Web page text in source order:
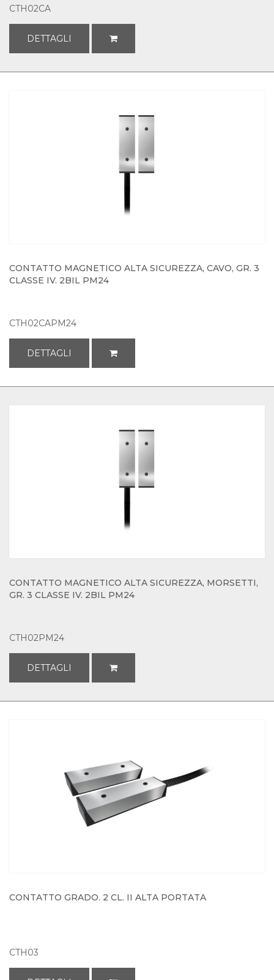
CTH02CA
DETTAGLI
CONTATTO MAGNETICO ALTA SICUREZZA, CAVO, GR. 3
CLASSE IV. 2BIL PM24
CTH02CAPM24
DETTAGLI
CONTATTO MAGNETICO ALTA SICUREZZA, MORSETTI,
GR. 3 CLASSE IV. 2BIL PM24
CTH02PM24
DETTAGLI
CONTATTO GRADO. 2 CL. II ALTA PORTATA
CTH03